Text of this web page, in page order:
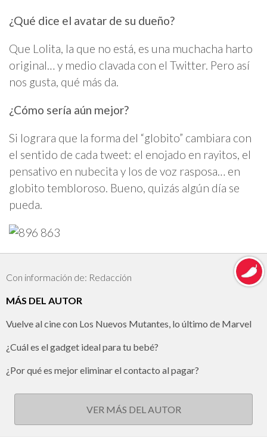
¿Qué dice el avatar de su dueño?
Que Lolita, la que no está, es una muchacha harto
original… y medio clavada con el Twitter. Pero así
nos gusta, qué más da.
¿Cómo sería aún mejor?
Si lograra que la forma del “globito” cambiara con
el sentido de cada tweet: el enojado en rayitos, el
pensativo en nubecita y los de voz rasposa… en
globito tembloroso. Bueno, quizás algún día se
pueda.
Con información de: Redacción
MÁS DEL AUTOR
Vuelve al cine con Los Nuevos Mutantes, lo último de Marvel
¿Cuál es el gadget ideal para tu bebé?
¿Por qué es mejor eliminar el contacto al pagar?
VER MÁS DEL AUTOR